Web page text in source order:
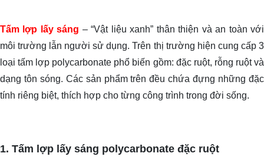
Tấm lợp lấy sáng – “Vật liệu xanh” thân thiện và an toàn với
môi trường lẫn người sử dụng. Trên thị trường hiện cung cấp 3
loại tấm lợp polycarbonate phổ biến gồm: đặc ruột, rỗng ruột và
dạng tôn sóng. Các sản phẩm trên đều chứa đựng những đặc
tính riêng biệt, thích hợp cho từng công trình trong đời sống.
1. Tấm lợp lấy sáng polycarbonate đặc ruột